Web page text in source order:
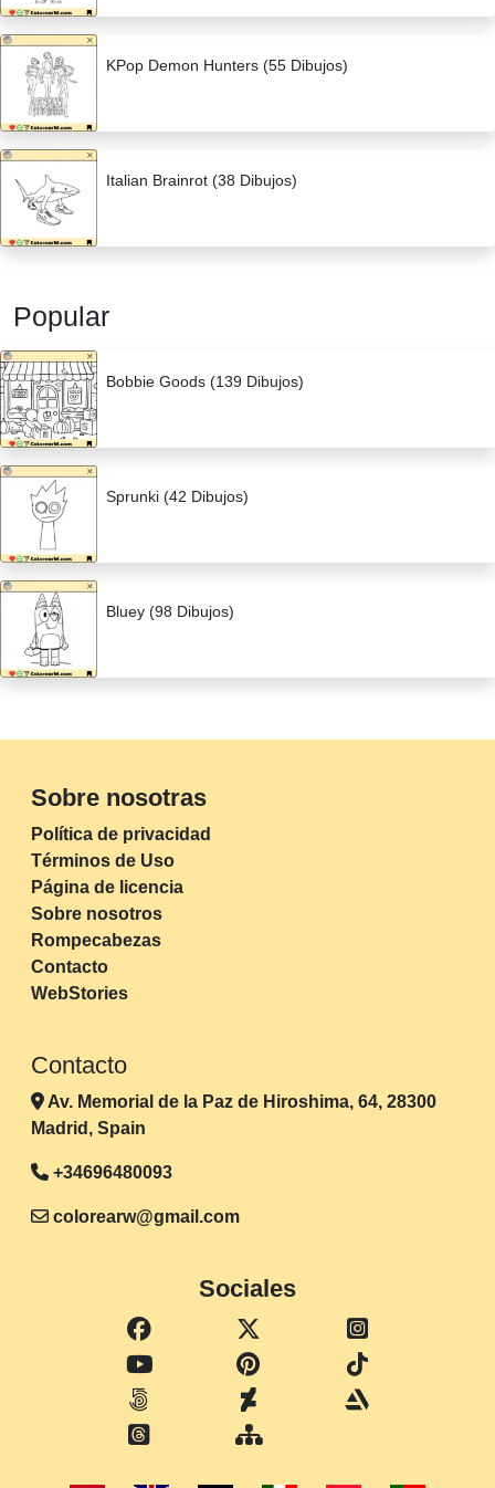
KPop Demon Hunters (55 Dibujos)
Italian Brainrot (38 Dibujos)
Popular
Bobbie Goods (139 Dibujos)
Sprunki (42 Dibujos)
Bluey (98 Dibujos)
Sobre nosotras
Política de privacidad
Términos de Uso
Página de licencia
Sobre nosotros
Rompecabezas
Contacto
WebStories
Contacto
Av. Memorial de la Paz de Hiroshima, 64, 28300
Madrid, Spain
+34696480093
colorearw@gmail.com
Sociales